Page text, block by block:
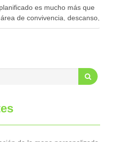
es mucho más que
de convivencia, descanso,